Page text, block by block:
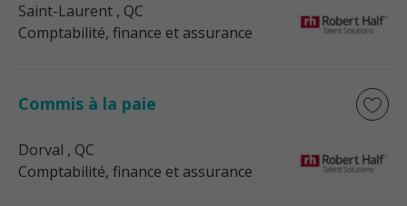
Saint-Laurent , QC
Comptabilité, finance et assurance
Commis à la paie
Dorval , QC
Comptabilité, finance et assurance